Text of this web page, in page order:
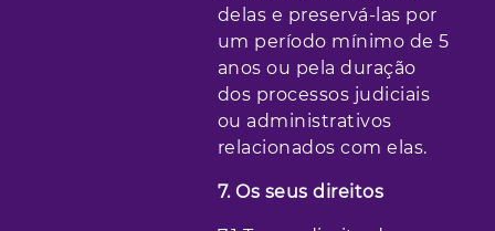
delas e preservá-las por
um período mínimo de 5
anos ou pela duração
dos processos judiciais
ou administrativos
relacionados com elas.
7. Os seus direitos